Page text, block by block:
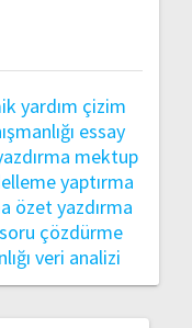
yardım çizim
essay
mektup
yaptırma
özet yazdırma
soru çözdürme
veri analizi